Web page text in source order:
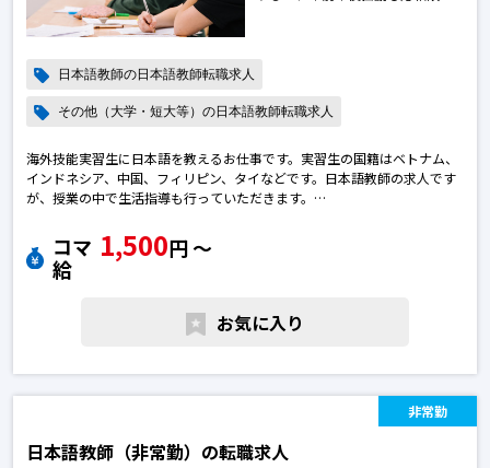
日本語教師の日本語教師転職求人
その他（大学・短大等）の日本語教師転職求人
海外技能実習生に日本語を教えるお仕事です。実習生の国籍はベトナム、
インドネシア、中国、フィリピン、タイなどです。日本語教師の求人です
が、授業の中で生活指導も行っていただきます。
日本語教師で転職のために求人を探している皆さまへ
ご質問などございましたら、お気軽へお問い合わせください。日本語教師
の転職求人
コマ
給
1,500円 〜
お気に入り
非常勤
日本語教師（非常勤）の転職求人